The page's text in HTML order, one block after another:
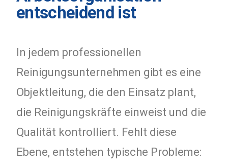
entscheidend ist
In jedem professionellen
Reinigungsunternehmen gibt es eine
Objektleitung, die den Einsatz plant,
die Reinigungskräfte einweist und die
Qualität kontrolliert. Fehlt diese
Ebene, entstehen typische Probleme: